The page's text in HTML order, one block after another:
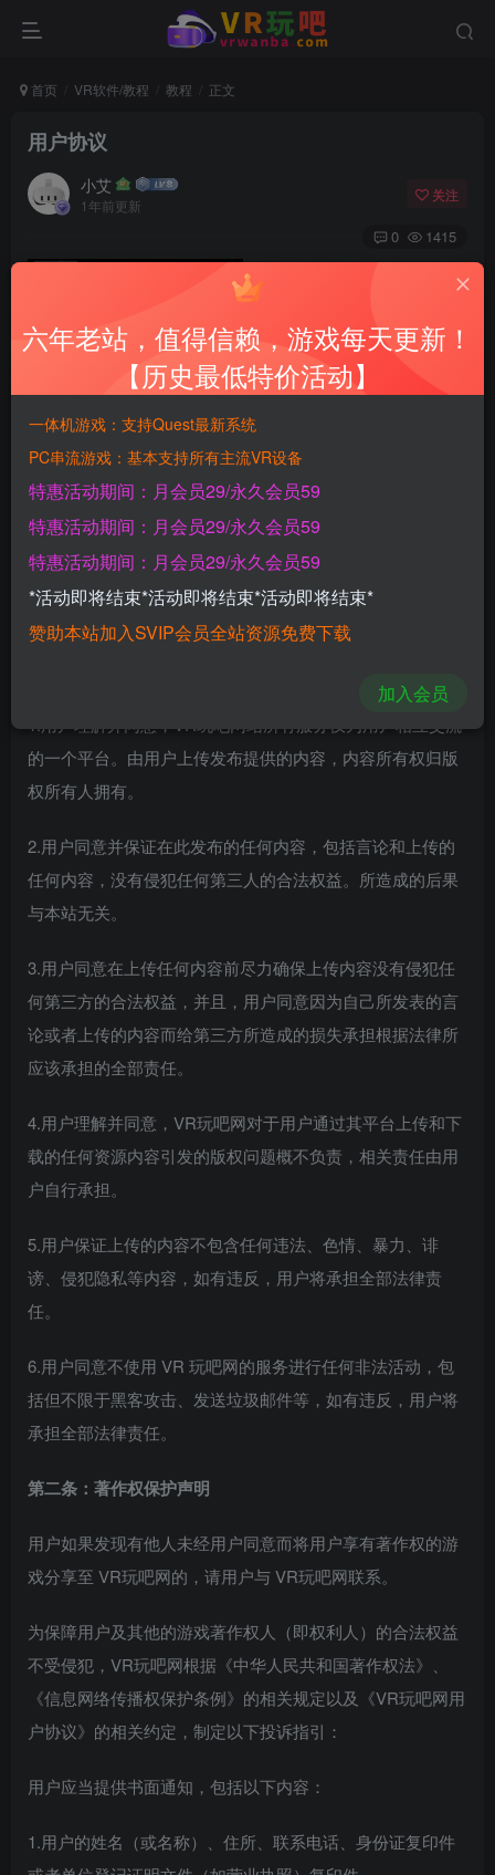
首页 VR软件/教程 教程 正文
用户协议
小艾
1年前更新
关注
0 1415
称本站。
生效日期：2023 年 1 月 1 号
有任何不良影响本站概不负责！
1.用户理解并同意，VR玩吧网站所有服务仅为用户相互交流
的一个平台。由用户上传发布提供的内容，内容所有权归版
权所有人拥有。
2.用户同意并保证在此发布的任何内容，包括言论和上传的
任何内容，没有侵犯任何第三人的合法权益。所造成的后果
与本站无关。
3.用户同意在上传任何内容前尽力确保上传内容没有侵犯任
何第三方的合法权益，并且，用户同意因为自己所发表的言
论或者上传的内容而给第三方所造成的损失承担根据法律所
应该承担的全部责任。
4.用户理解并同意，VR玩吧网对于用户通过其平台上传和下
载的任何资源内容引发的版权问题概不负责，相关责任由用
户自行承担。
5.用户保证上传的内容不包含任何违法、色情、暴力、诽
谤、侵犯隐私等内容，如有违反，用户将承担全部法律责
任。
6.用户同意不使用 VR 玩吧网的服务进行任何非法活动，包
括但不限于黑客攻击、发送垃圾邮件等，如有违反，用户将
承担全部法律责任。
第二条：著作权保护声明
用户如果发现有他人未经用户同意而将用户享有著作权的游
戏分享至 VR玩吧网的，请用户与 VR玩吧网联系。
为保障用户及其他的游戏著作权人（即权利人）的合法权益
不受侵犯，VR玩吧网根据《中华人民共和国著作权法》、
《信息网络传播权保护条例》的相关规定以及《VR玩吧网用
户协议》的相关约定，制定以下投诉指引：
用户应当提供书面通知，包括以下内容：
1.用户的姓名（或名称）、住所、联系电话、身份证复印件
六年老站，值得信赖，游戏每天更新！
【历史最低特价活动】
一体机游戏：支持Quest最新系统
PC串流游戏：基本支持所有主流VR设备
特惠活动期间：月会员29/永久会员59
特惠活动期间：月会员29/永久会员59
特惠活动期间：月会员29/永久会员59
*活动即将结束*活动即将结束*活动即将结束*
赞助本站加入SVIP会员全站资源免费下载
加入会员